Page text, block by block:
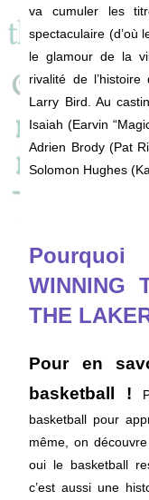
va cumuler les
spectaculaire (d’où
le glamour de la
rivalité de
Larry Bird. Au
Isaiah (Earvin
Adrien Brody (Pat
Solomon Hughes
WINNING
THE
Pour en
basketball !
basketball pour
même, on
oui le basketball
c’est aussi une